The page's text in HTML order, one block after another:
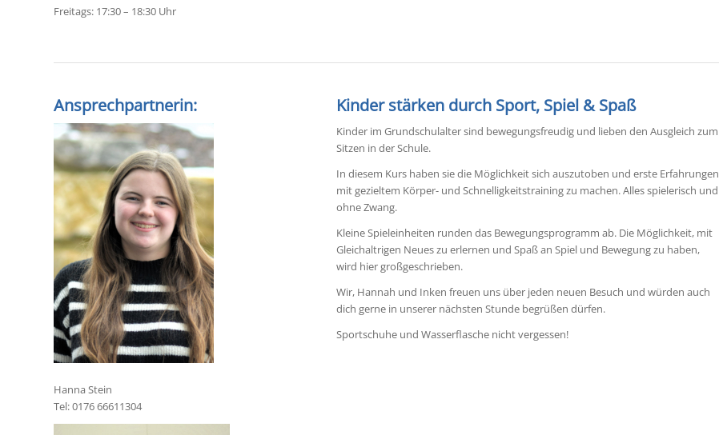
Freitags: 17:30 – 18:30 Uhr
Ansprechpartnerin:
Hanna Stein
Tel: 0176 66611304
Kinder stärken durch Sport, Spiel & Spaß
Kinder im Grundschulalter sind bewegungsfreudig und lieben den Ausgleich zum
Sitzen in der Schule.
In diesem Kurs haben sie die Möglichkeit sich auszutoben und erste Erfahrungen
mit gezieltem Körper- und Schnelligkeitstraining zu machen. Alles spielerisch und
ohne Zwang.
Kleine Spieleinheiten runden das Bewegungsprogramm ab. Die Möglichkeit, mit
Gleichaltrigen Neues zu erlernen und Spaß an Spiel und Bewegung zu haben,
wird hier großgeschrieben.
Wir, Hannah und Inken freuen uns über jeden neuen Besuch und würden auch
dich gerne in unserer nächsten Stunde begrüßen dürfen.
Sportschuhe und Wasserflasche nicht vergessen!